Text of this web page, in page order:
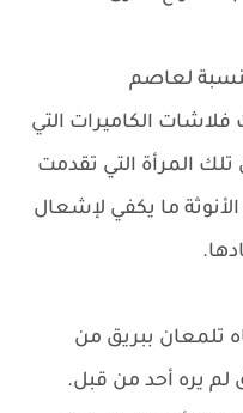
لعاصم
الكاميرات التي
المرأة التي تقدمت
ما يكفي لإشعال
تلمعان ببريق من
لم يره أحد من قبل.